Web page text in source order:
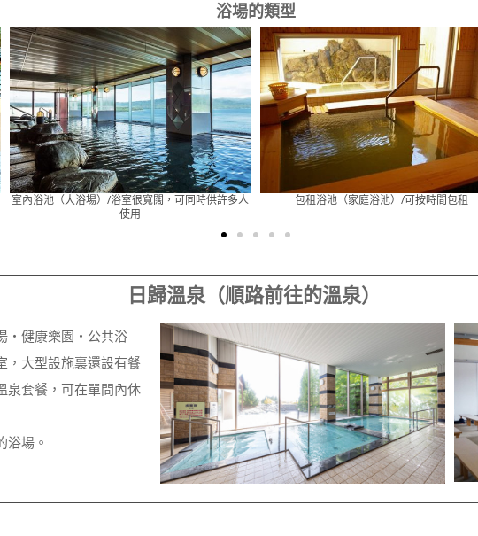
浴場的類型
包租浴池（家庭浴池）/可按時間包租 野外露天浴池/在大自然之中，無棚頂的浴池
日歸溫泉（順路前往的溫泉）
・健康樂園・公共浴
，大型設施裏還設有餐
泉套餐，可在單間內休
浴場。